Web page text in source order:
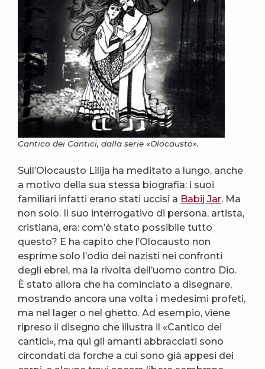
Cantico dei Cantici, dalla serie «Olocausto».
Sull’Olocausto Lilija ha meditato a lungo, anche
a motivo della sua stessa biografia: i suoi
familiari infatti erano stati uccisi a Babij Jar. Ma
non solo. Il suo interrogativo di persona, artista,
cristiana, era: com’è stato possibile tutto
questo? E ha capito che l’Olocausto non
esprime solo l’odio dei nazisti nei confronti
degli ebrei, ma la rivolta dell’uomo contro Dio.
È stato allora che ha cominciato a disegnare,
mostrando ancora una volta i medesimi profeti,
ma nel lager o nel ghetto. Ad esempio, viene
ripreso il disegno che illustra il «Cantico dei
cantici», ma qui gli amanti abbracciati sono
circondati da forche a cui sono già appesi dei